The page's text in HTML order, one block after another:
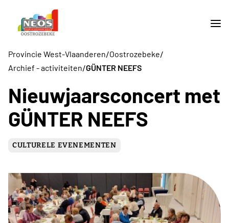
Provincie West-Vlaanderen/Oostrozebeke/
Archief - activiteiten/GÜNTER NEEFS
Nieuwjaarsconcert met
GÜNTER NEEFS
CULTURELE EVENEMENTEN